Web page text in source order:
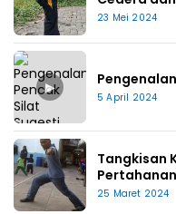
23 Mei 2024
▶
5 April 2024
Tangkisan
25 Maret 2024